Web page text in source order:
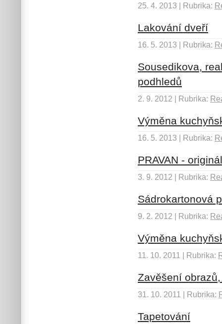
25. 4. 2013 | Rubrika:
Lakování dveří
16. 5. 2013 | Rubrika:
Sousedikova,
podhledů
2. 9. 2012 | Rubrika:
Výměna
16. 5. 2013 | Rubrika:
PRAVAN -
3. 9. 2012 | Rubrika:
Sádrokartonová
9. 2. 2012 | Rubrika:
Výměna
11. 10. 2011 | Rubrika:
Zavěšení
31. 10. 2011 | Rubrika:
Tapetování